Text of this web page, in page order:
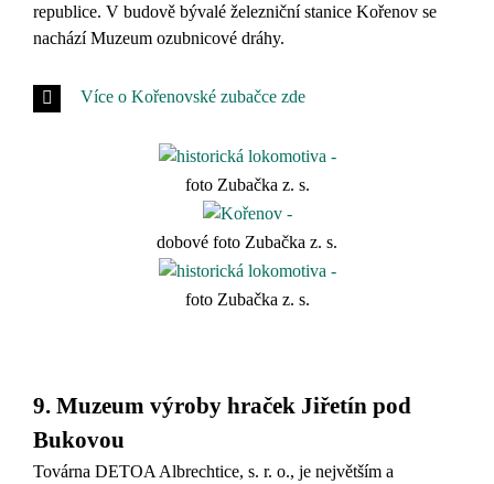
republice. V budově bývalé železniční stanice Kořenov se
nachází Muzeum ozubnicové dráhy.
Více o Kořenovské zubačce zde
foto Zubačka z. s.
dobové foto Zubačka z. s.
foto Zubačka z. s.
9. Muzeum výroby hraček Jiřetín pod
Bukovou
Továrna DETOA Albrechtice, s. r. o., je největším a